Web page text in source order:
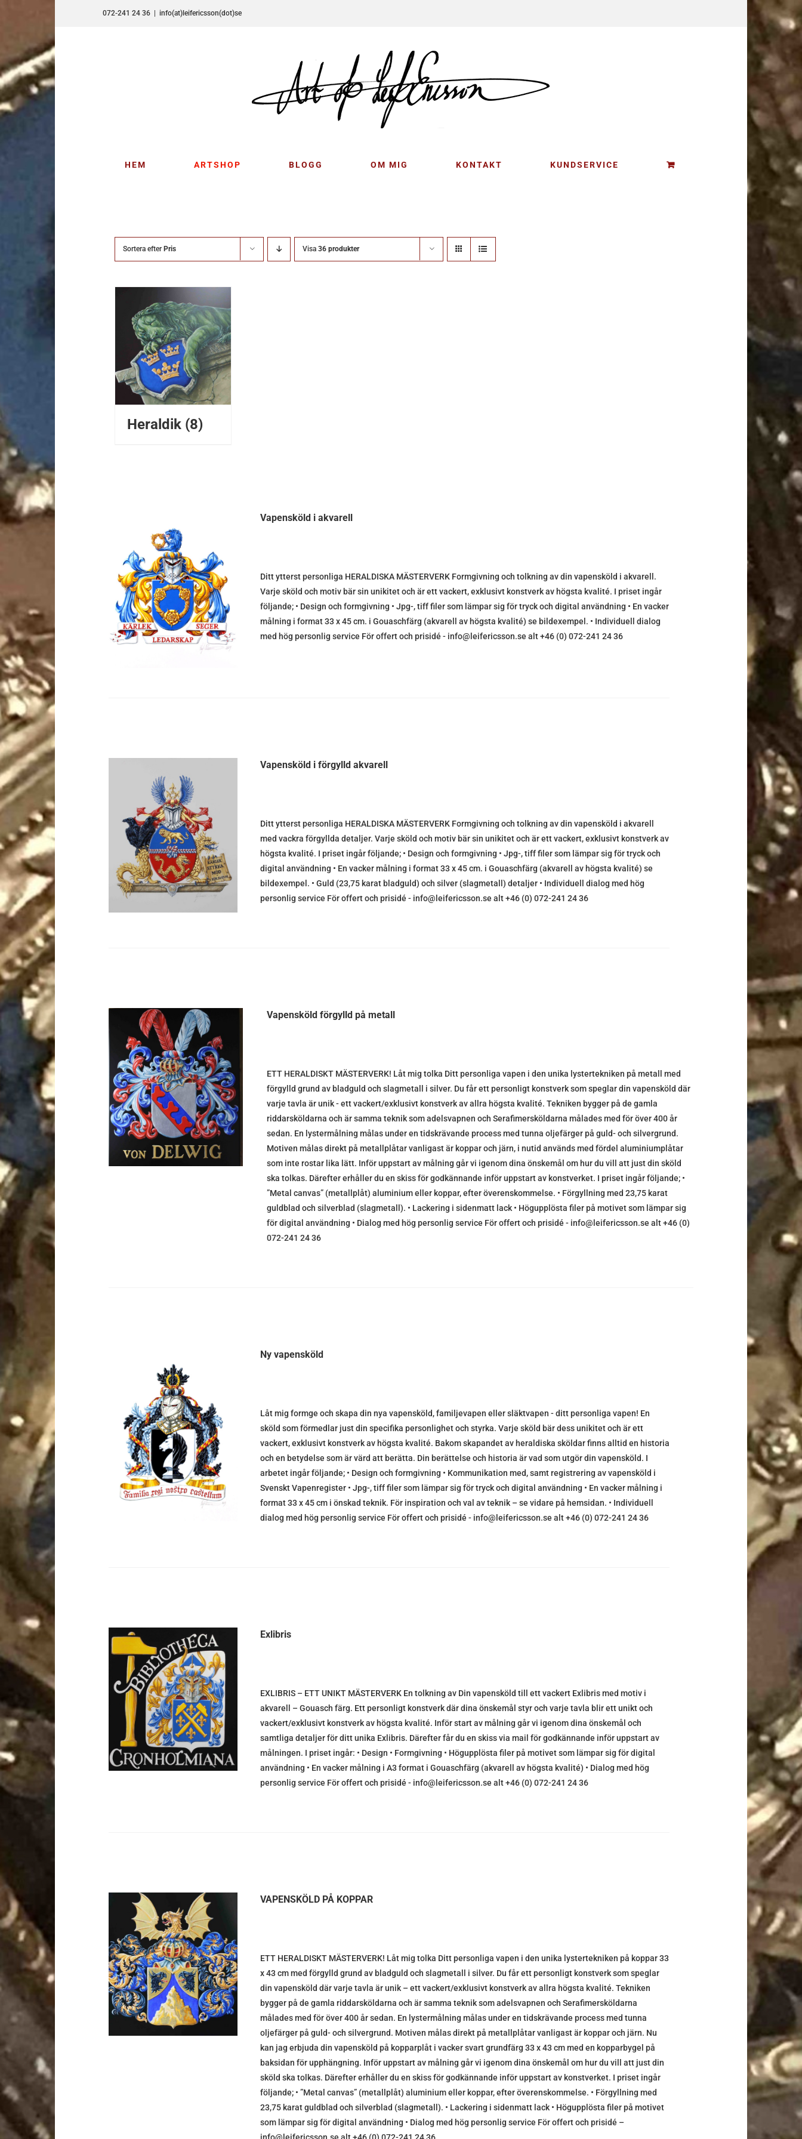
072-241 24 36 info(at)leifericsson(dot)se
HEM ARTSHOP BLOGG OM MIG KONTAKT KUNDSERVICE
Sortera efter Pris Visa 36 produkter
Heraldik (8)
Vapensköld i akvarell
Ditt ytterst personliga HERALDISKA MÄSTERVERK Formgivning och tolkning av din vapensköld i akvarell.
Varje sköld och motiv bär sin unikitet och är ett vackert, exklusivt konstverk av högsta kvalité. I priset ingår
följande; • Design och formgivning • Jpg-, tiff filer som lämpar sig för tryck och digital användning • En vacker
målning i format 33 x 45 cm. i Gouaschfärg (akvarell av högsta kvalité) se bildexempel. • Individuell dialog
med hög personlig service För offert och prisidé - info@leifericsson.se alt +46 (0) 072-241 24 36
DETALJER
Vapensköld i förgylld akvarell
Ditt ytterst personliga HERALDISKA MÄSTERVERK Formgivning och tolkning av din vapensköld i akvarell
med vackra förgyllda detaljer. Varje sköld och motiv bär sin unikitet och är ett vackert, exklusivt konstverk av
högsta kvalité. I priset ingår följande; • Design och formgivning • Jpg-, tiff filer som lämpar sig för tryck och
digital användning • En vacker målning i format 33 x 45 cm. i Gouaschfärg (akvarell av högsta kvalité) se
bildexempel. • Guld (23,75 karat bladguld) och silver (slagmetall) detaljer • Individuell dialog med hög
personlig service För offert och prisidé - info@leifericsson.se alt +46 (0) 072-241 24 36
DETALJER
Vapensköld förgylld på metall
ETT HERALDISKT MÄSTERVERK! Låt mig tolka Ditt personliga vapen i den unika lystertekniken på metall med
förgylld grund av bladguld och slagmetall i silver. Du får ett personligt konstverk som speglar din vapensköld där
varje tavla är unik - ett vackert/exklusivt konstverk av allra högsta kvalité. Tekniken bygger på de gamla
riddarsköldarna och är samma teknik som adelsvapnen och Serafimersköldarna målades med för över 400 år
sedan. En lystermålning målas under en tidskrävande process med tunna oljefärger på guld- och silvergrund.
Motiven målas direkt på metallplåtar vanligast är koppar och järn, i nutid används med fördel aluminiumplåtar
som inte rostar lika lätt. Inför uppstart av målning går vi igenom dina önskemål om hur du vill att just din sköld
ska tolkas. Därefter erhåller du en skiss för godkännande inför uppstart av konstverket. I priset ingår följande; •
”Metal canvas” (metallplåt) aluminium eller koppar, efter överenskommelse. • Förgyllning med 23,75 karat
guldblad och silverblad (slagmetall). • Lackering i sidenmatt lack • Högupplösta filer på motivet som lämpar sig
för digital användning • Dialog med hög personlig service För offert och prisidé - info@leifericsson.se alt +46 (0)
072-241 24 36
DETALJER
Ny vapensköld
Låt mig formge och skapa din nya vapensköld, familjevapen eller släktvapen - ditt personliga vapen! En
sköld som förmedlar just din specifika personlighet och styrka. Varje sköld bär dess unikitet och är ett
vackert, exklusivt konstverk av högsta kvalité. Bakom skapandet av heraldiska sköldar finns alltid en historia
och en betydelse som är värd att berätta. Din berättelse och historia är vad som utgör din vapensköld. I
arbetet ingår följande; • Design och formgivning • Kommunikation med, samt registrering av vapensköld i
Svenskt Vapenregister • Jpg-, tiff filer som lämpar sig för tryck och digital användning • En vacker målning i
format 33 x 45 cm i önskad teknik. För inspiration och val av teknik – se vidare på hemsidan. • Individuell
dialog med hög personlig service För offert och prisidé - info@leifericsson.se alt +46 (0) 072-241 24 36
Exlibris
EXLIBRIS – ETT UNIKT MÄSTERVERK En tolkning av Din vapensköld till ett vackert Exlibris med motiv i
akvarell – Gouasch färg. Ett personligt konstverk där dina önskemål styr och varje tavla blir ett unikt och
vackert/exklusivt konstverk av högsta kvalité. Inför start av målning går vi igenom dina önskemål och
samtliga detaljer för ditt unika Exlibris. Därefter får du en skiss via mail för godkännande inför uppstart av
målningen. I priset ingår: • Design • Formgivning • Högupplösta filer på motivet som lämpar sig för digital
användning • En vacker målning i A3 format i Gouaschfärg (akvarell av högsta kvalité) • Dialog med hög
personlig service För offert och prisidé - info@leifericsson.se alt +46 (0) 072-241 24 36
DETALJER
VAPENSKÖLD PÅ KOPPAR
ETT HERALDISKT MÄSTERVERK! Låt mig tolka Ditt personliga vapen i den unika lystertekniken på koppar 33
x 43 cm med förgylld grund av bladguld och slagmetall i silver. Du får ett personligt konstverk som speglar
din vapensköld där varje tavla är unik – ett vackert/exklusivt konstverk av allra högsta kvalité. Tekniken
bygger på de gamla riddarsköldarna och är samma teknik som adelsvapnen och Serafimersköldarna
målades med för över 400 år sedan. En lystermålning målas under en tidskrävande process med tunna
oljefärger på guld- och silvergrund. Motiven målas direkt på metallplåtar vanligast är koppar och järn. Nu
kan jag erbjuda din vapensköld på kopparplåt i vacker svart grundfärg 33 x 43 cm med en kopparbygel på
baksidan för upphängning. Inför uppstart av målning går vi igenom dina önskemål om hur du vill att just din
sköld ska tolkas. Därefter erhåller du en skiss för godkännande inför uppstart av konstverket. I priset ingår
följande; • ”Metal canvas” (metallplåt) aluminium eller koppar, efter överenskommelse. • Förgyllning med
23,75 karat guldblad och silverblad (slagmetall). • Lackering i sidenmatt lack • Högupplösta filer på motivet
som lämpar sig för digital användning • Dialog med hög personlig service För offert och prisidé –
info@leifericsson.se alt +46 (0) 072-241 24 36